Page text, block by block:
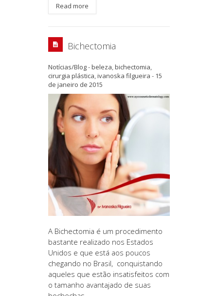
Read more
Bichectomia
Notícias/Blog-beleza,bichectomia,
cirurgia plástica,ivanoska filgueira - 15
de janeiro de 2015
A Bichectomia é um procedimento
bastante realizado nos Estados
Unidos e que está aos poucos
chegando no Brasil, conquistando
aqueles que estão insatisfeitos com
o tamanho avantajado de suas